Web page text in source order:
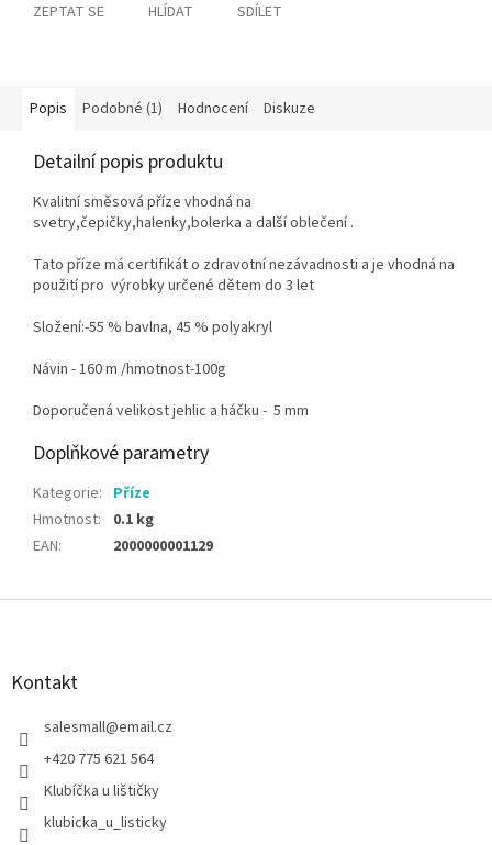
ZEPTAT SE HLÍDAT SDÍLET
Popis Podobné (1) Hodnocení Diskuze
Detailní popis produktu
Kvalitní směsová příze vhodná na
svetry,čepičky,halenky,bolerka a další oblečení .
Tato příze má certifikát o zdravotní nezávadnosti a je vhodná na
použití pro výrobky určené dětem do 3 let
Složení:-55 % bavlna, 45 % polyakryl
Návin - 160 m /hmotnost-100g
Doporučená velikost jehlic a háčku - 5 mm
Doplňkové parametry
Kategorie: Příze
Hmotnost:
0.1 kg
EAN: 2000000001129
Z
Kontakt
salesmall@email.cz
+420 775 621 564
Klubíčka u lištičky
klubicka_u_listicky